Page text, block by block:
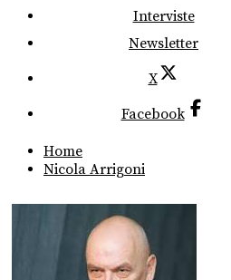
Interviste
Newsletter
X
Facebook
Home
Nicola Arrigoni